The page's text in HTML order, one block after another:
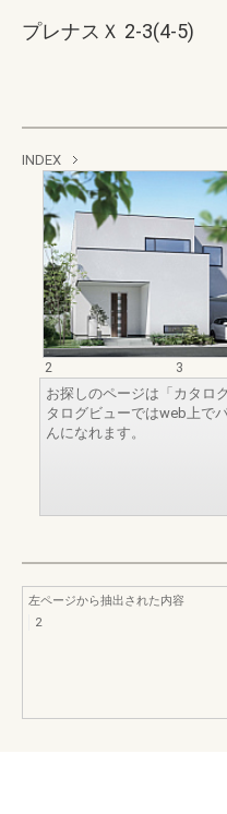
プレナスＸ 2-3(4-5)
INDEX
2
3
お探しのページは「カタロ
タログビューではweb上で
んになれます。
左ページから抽出された内容
2